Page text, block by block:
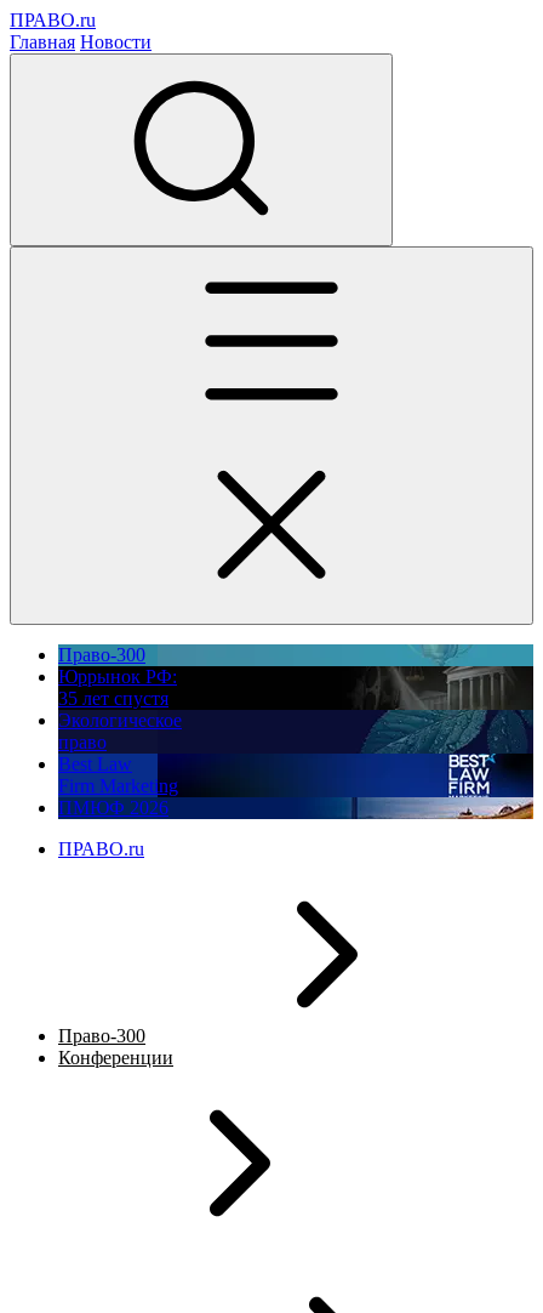
ПРАВО.ru
Главная Новости
Право-300
Юррынок РФ:
35 лет спустя
Экологическое
право
Best Law
Firm Marketing
ПМЮФ 2026
ПРАВО.ru
Право-300
Конференции